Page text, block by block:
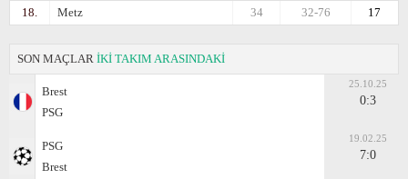
18.
Metz 17
32-76
34
SON MAÇLAR İKİ TAKIM ARASINDAKİ
Brest
PSG
25.10.25
0:3
PSG
Brest
19.02.25
7:0